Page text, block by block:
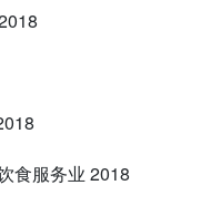
食服务业 2018